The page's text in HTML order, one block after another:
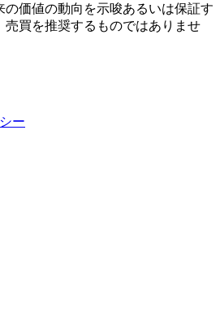
の価値の動向を示唆あるいは保証す
売買を推奨するものではありませ
ー